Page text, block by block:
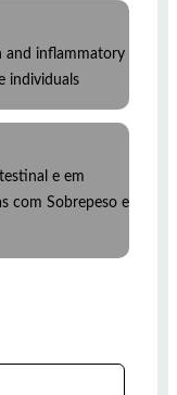
and inflammatory
individuals
e em
com Sobrepeso e